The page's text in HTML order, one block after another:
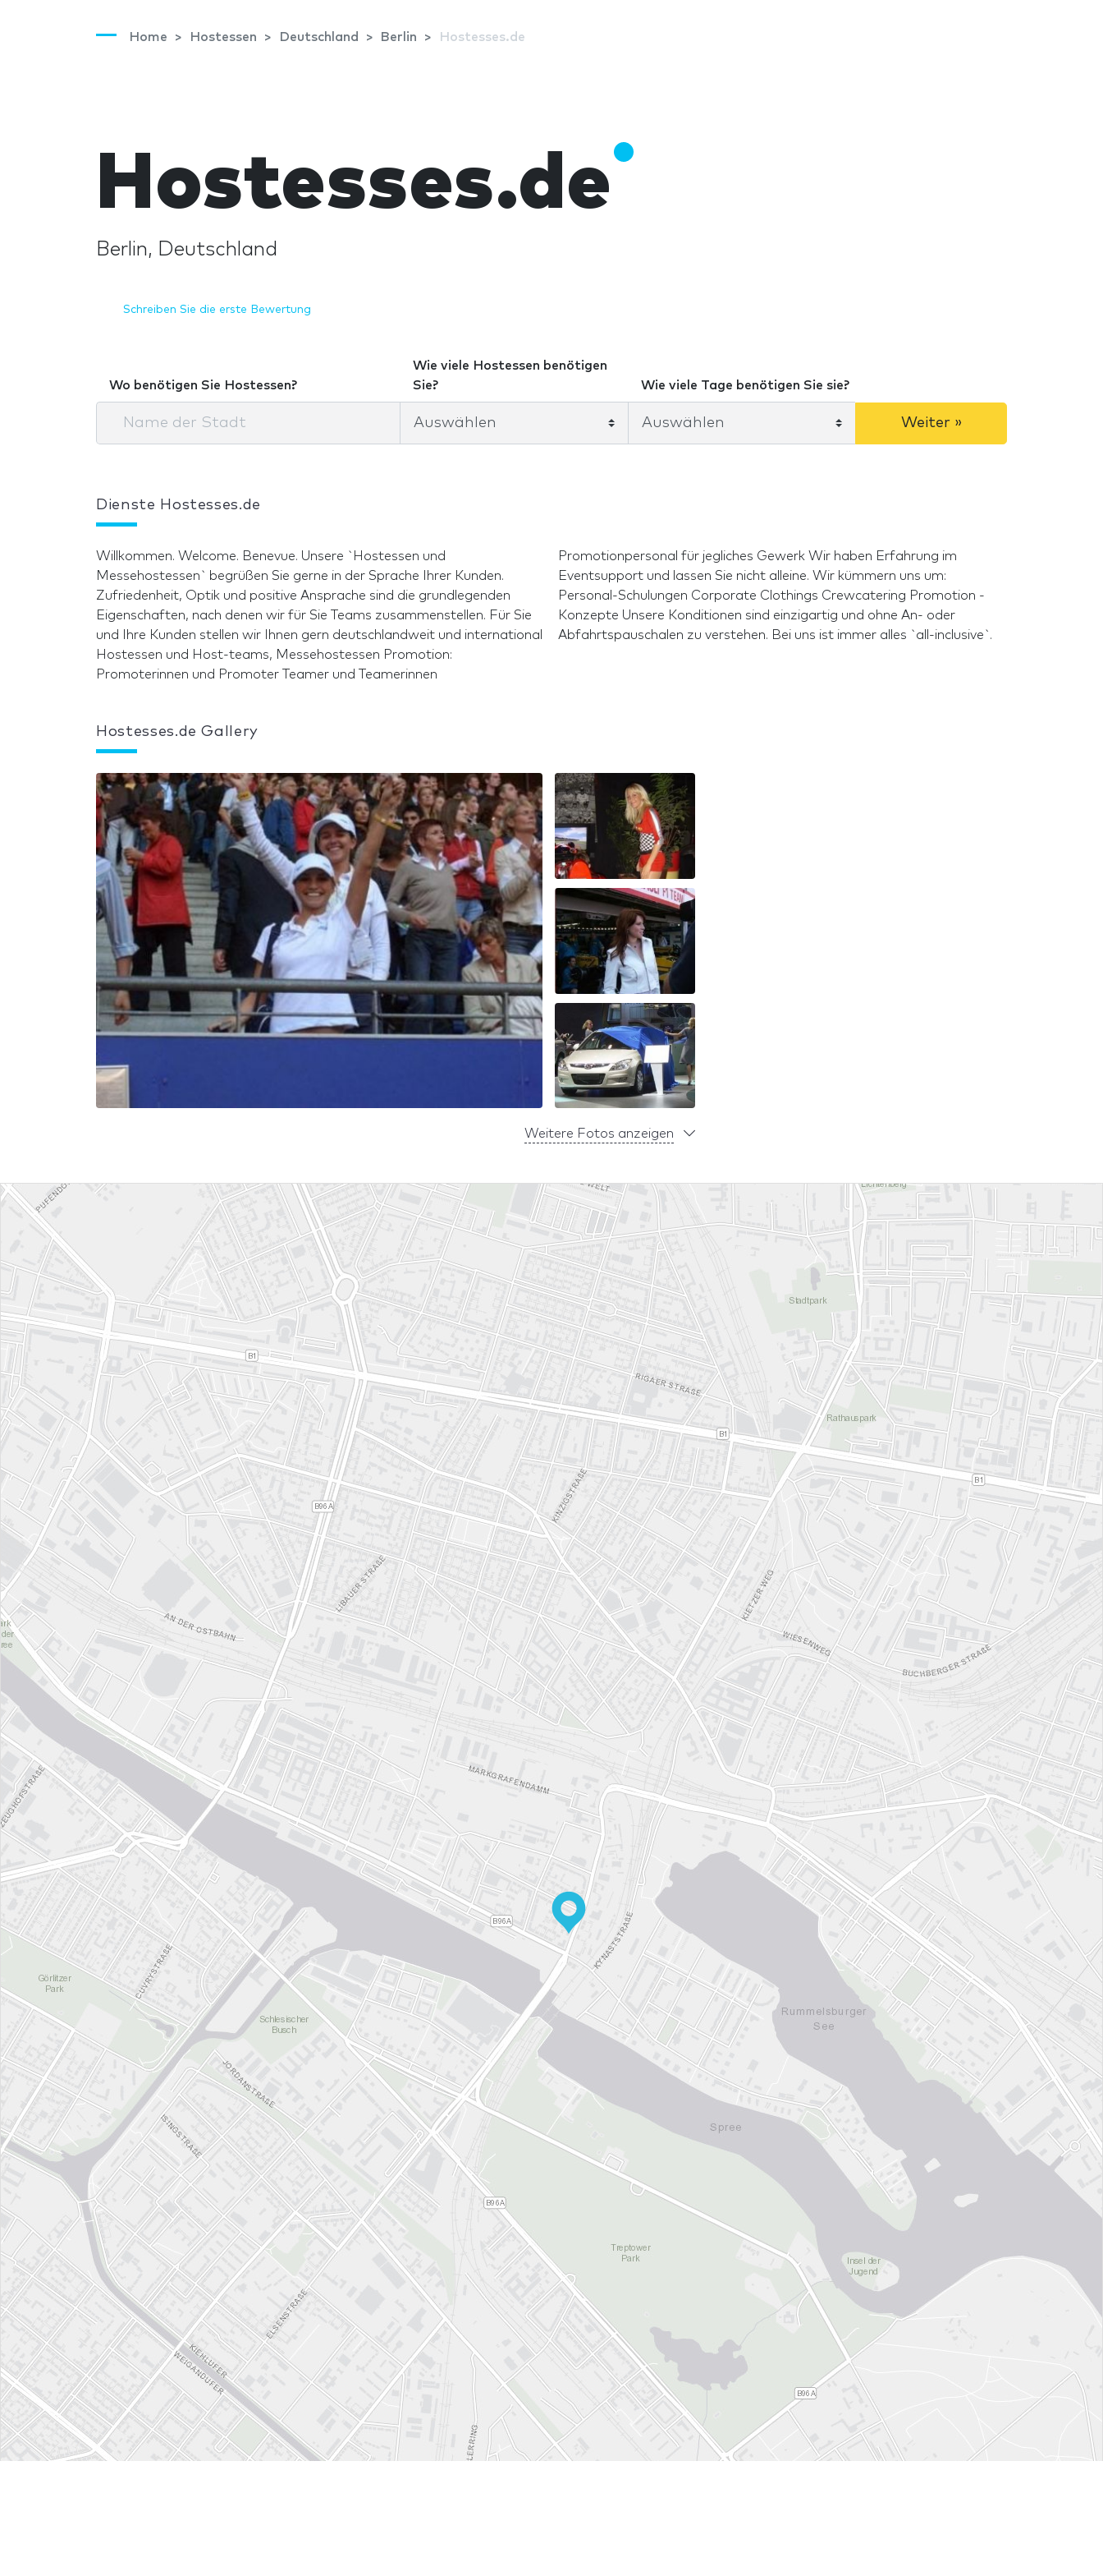
Home Hostessen Deutschland Berlin Hostesses.de
Hostesses.de
Berlin, Deutschland
Schreiben Sie die erste Bewertung
Wo benötigen Sie Hostessen?
Wie viele Hostessen benötigen
Sie?
Wie viele Tage benötigen Sie sie?
Weiter »
Dienste Hostesses.de
Willkommen. Welcome. Benevue. Unsere `Hostessen und
Messehostessen` begrüßen Sie gerne in der Sprache Ihrer Kunden.
Zufriedenheit, Optik und positive Ansprache sind die grundlegenden
Eigenschaften, nach denen wir für Sie Teams zusammenstellen. Für Sie
und Ihre Kunden stellen wir Ihnen gern deutschlandweit und international
Hostessen und Host-teams, Messehostessen Promotion:
Promoterinnen und Promoter Teamer und Teamerinnen
Promotionpersonal für jegliches Gewerk Wir haben Erfahrung im
Eventsupport und lassen Sie nicht alleine. Wir kümmern uns um:
Personal-Schulungen Corporate Clothings Crewcatering Promotion -
Konzepte Unsere Konditionen sind einzigartig und ohne An- oder
Abfahrtspauschalen zu verstehen. Bei uns ist immer alles `all-inclusive`.
Hostesses.de Gallery
Weitere Fotos anzeigen